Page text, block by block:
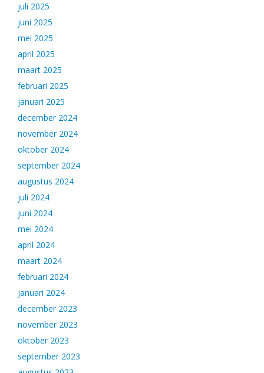
juli 2025
juni 2025
mei 2025
april 2025
maart 2025
februari 2025
januari 2025
december 2024
november 2024
oktober 2024
september 2024
augustus 2024
juli 2024
juni 2024
mei 2024
april 2024
maart 2024
februari 2024
januari 2024
december 2023
november 2023
oktober 2023
september 2023